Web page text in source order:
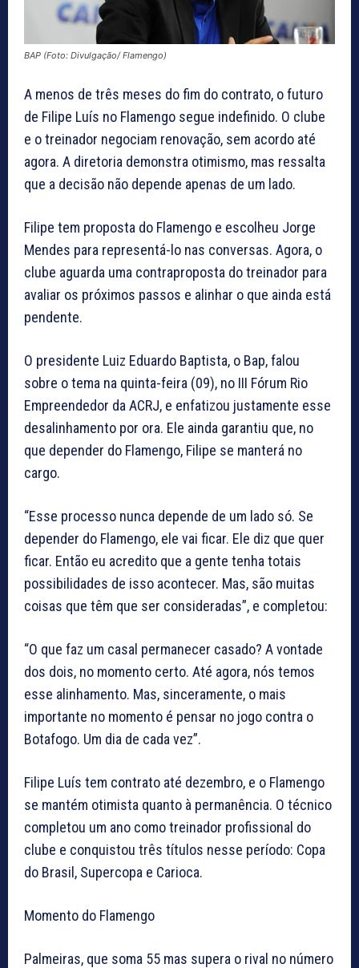
BAP (Foto: Divulgação/ Flamengo)
A menos de três meses do fim do contrato, o futuro
de Filipe Luís no Flamengo segue indefinido. O clube
e o treinador negociam renovação, sem acordo até
agora. A diretoria demonstra otimismo, mas ressalta
que a decisão não depende apenas de um lado.
Filipe tem proposta do Flamengo e escolheu Jorge
Mendes para representá-lo nas conversas. Agora, o
clube aguarda uma contraproposta do treinador para
avaliar os próximos passos e alinhar o que ainda está
pendente.
O presidente Luiz Eduardo Baptista, o Bap, falou
sobre o tema na quinta-feira (09), no III Fórum Rio
Empreendedor da ACRJ, e enfatizou justamente esse
desalinhamento por ora. Ele ainda garantiu que, no
que depender do Flamengo, Filipe se manterá no
cargo.
“Esse processo nunca depende de um lado só. Se
depender do Flamengo, ele vai ficar. Ele diz que quer
ficar. Então eu acredito que a gente tenha totais
possibilidades de isso acontecer. Mas, são muitas
coisas que têm que ser consideradas”, e completou:
“O que faz um casal permanecer casado? A vontade
dos dois, no momento certo. Até agora, nós temos
esse alinhamento. Mas, sinceramente, o mais
importante no momento é pensar no jogo contra o
Botafogo. Um dia de cada vez”.
Filipe Luís tem contrato até dezembro, e o Flamengo
se mantém otimista quanto à permanência. O técnico
completou um ano como treinador profissional do
clube e conquistou três títulos nesse período: Copa
do Brasil, Supercopa e Carioca.
Momento do Flamengo
Palmeiras, que soma 55 mas supera o rival no número